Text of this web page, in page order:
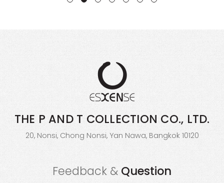
THE P AND T COLLECTION CO., LTD.
20, Nonsi, Chong Nonsi, Yan Nawa, Bangkok 10120
Feedback & Question